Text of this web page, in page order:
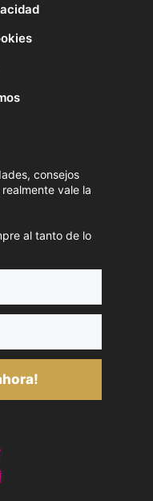
consejos
vale la
al tanto de lo